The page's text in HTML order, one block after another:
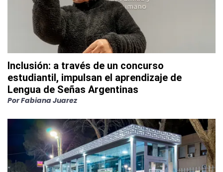
Inclusión: a través de un concurso
estudiantil, impulsan el aprendizaje de
Lengua de Señas Argentinas
PorFabiana Juarez